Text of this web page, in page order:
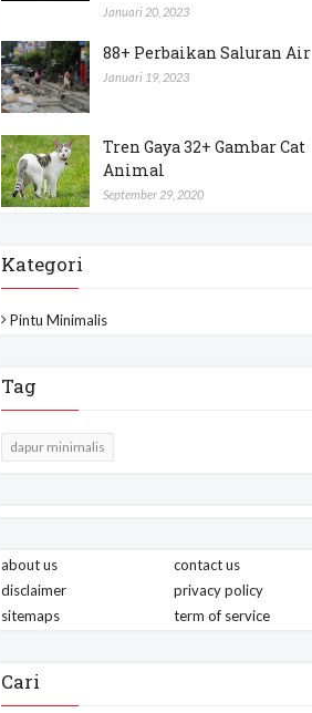
Januari 20, 2023
88+ Perbaikan Saluran Air
Januari 19, 2023
Tren Gaya 32+ Gambar Cat
Animal
September 29, 2020
Kategori
Pintu Minimalis
Tag
dapur minimalis
about us
contact us
disclaimer
privacy policy
sitemaps
term of service
Cari